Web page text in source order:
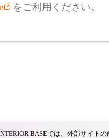
をご利用ください。
BASEでは、外部サイト